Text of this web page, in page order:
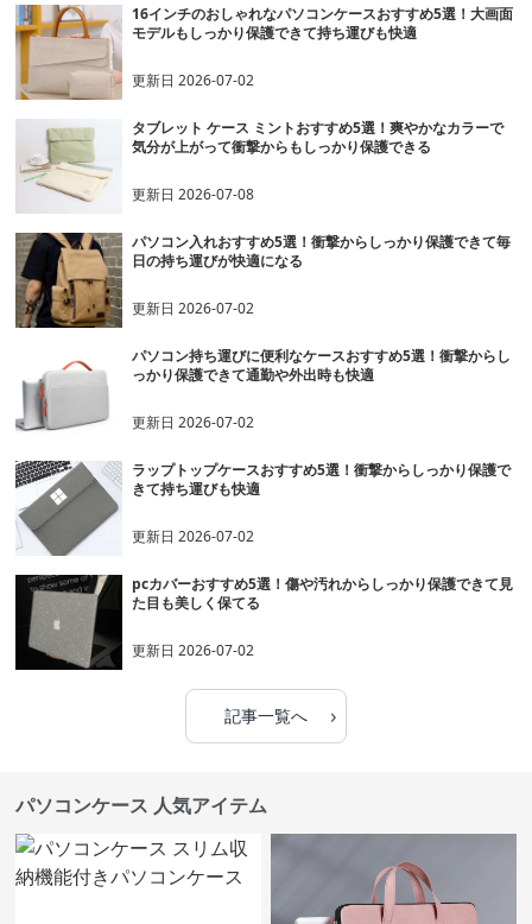
16インチのおしゃれなパソコンケースおすすめ5選！大画面
モデルもしっかり保護できて持ち運びも快適
更新日2026-07-02
タブレット ケース ミントおすすめ5選！爽やかなカラーで
気分が上がって衝撃からもしっかり保護できる
更新日2026-07-08
パソコン入れおすすめ5選！衝撃からしっかり保護できて毎
日の持ち運びが快適になる
更新日2026-07-02
パソコン持ち運びに便利なケースおすすめ5選！衝撃からし
っかり保護できて通勤や外出時も快適
更新日2026-07-02
ラップトップケースおすすめ5選！衝撃からしっかり保護で
きて持ち運びも快適
更新日2026-07-02
pcカバーおすすめ5選！傷や汚れからしっかり保護できて見
た目も美しく保てる
更新日2026-07-02
記事一覧へ ›
パソコンケース 人気アイテム